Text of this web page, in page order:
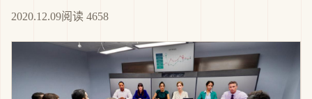
2020.12.09阅读 4658